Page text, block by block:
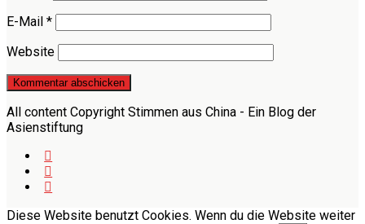
E-Mail *
Website
All content Copyright Stimmen aus China - Ein Blog der
Asienstiftung
Diese Website benutzt Cookies. Wenn du die Website weiter